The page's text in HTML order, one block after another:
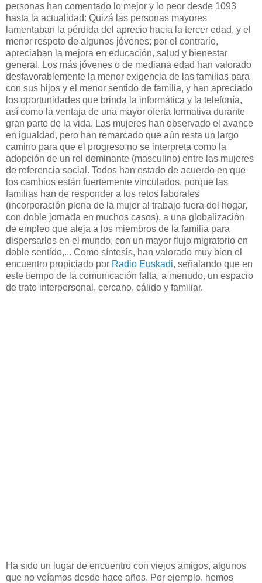
personas han comentado lo mejor y lo peor desde 1093
hasta la actualidad: Quizá las personas mayores
lamentaban la pérdida del aprecio hacia la tercer edad, y el
menor respeto de algunos jóvenes; por el contrario,
apreciaban la mejora en educación, salud y bienestar
general. Los más jóvenes o de mediana edad han valorado
desfavorablemente la menor exigencia de las familias para
con sus hijos y el menor sentido de familia, y han apreciado
los oportunidades que brinda la informática y la telefonía,
así como la ventaja de una mayor oferta formativa durante
gran parte de la vida. Las mujeres han observado el avance
en igualdad, pero han remarcado que aún resta un largo
camino para que el progreso no se interpreta como la
adopción de un rol dominante (masculino) entre las mujeres
de referencia social. Todos han estado de acuerdo en que
los cambios están fuertemente vinculados, porque las
familias han de responder a los retos laborales
(incorporación plena de la mujer al trabajo fuera del hogar,
con doble jornada en muchos casos), a una globalización
de empleo que aleja a los miembros de la familia para
dispersarlos en el mundo, con un mayor flujo migratorio en
doble sentido,... Como síntesis, han valorado muy bien el
encuentro propiciado por Radio Euskadi, señalando que en
este tiempo de la comunicación falta, a menudo, un espacio
de trato interpersonal, cercano, cálido y familiar.
Ha sido un lugar de encuentro con viejos amigos, algunos
que no veíamos desde hace años. Por ejemplo, hemos